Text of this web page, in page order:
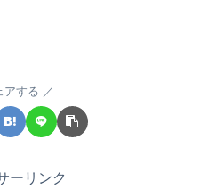
アする
ーリンク